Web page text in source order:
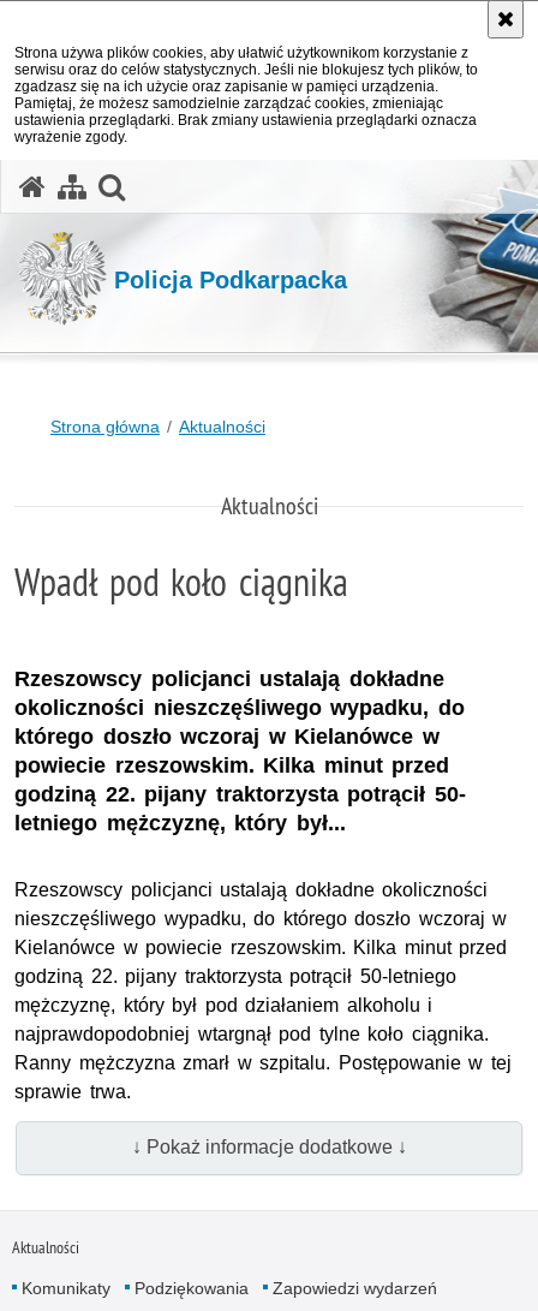
Strona używa plików cookies, aby ułatwić użytkownikom korzystanie z
serwisu oraz do celów statystycznych. Jeśli nie blokujesz tych plików, to
zgadzasz się na ich użycie oraz zapisanie w pamięci urządzenia.
Pamiętaj, że możesz samodzielnie zarządzać cookies, zmieniając
ustawienia przeglądarki. Brak zmiany ustawienia przeglądarki oznacza
wyrażenie zgody.
Policja Podkarpacka
Strona główna Aktualności
Aktualności
Wpadł pod koło ciągnika
Rzeszowscy policjanci ustalają dokładne
okoliczności nieszczęśliwego wypadku, do
którego doszło wczoraj w Kielanówce w
powiecie rzeszowskim. Kilka minut przed
godziną 22. pijany traktorzysta potrącił 50-
letniego mężczyznę, który był...
Rzeszowscy policjanci ustalają dokładne okoliczności
nieszczęśliwego wypadku, do którego doszło wczoraj w
Kielanówce w powiecie rzeszowskim. Kilka minut przed
godziną 22. pijany traktorzysta potrącił 50-letniego
mężczyznę, który był pod działaniem alkoholu i
najprawdopodobniej wtargnął pod tylne koło ciągnika.
Ranny mężczyzna zmarł w szpitalu. Postępowanie w tej
sprawie trwa.
↓ Pokaż informacje dodatkowe ↓
Aktualności
Komunikaty Podziękowania
Zapowiedzi wydarzeń